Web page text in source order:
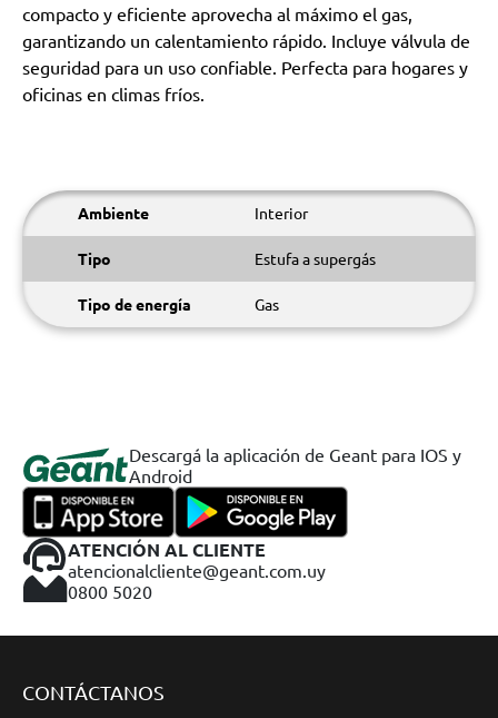
compacto y eficiente aprovecha al máximo el gas,
garantizando un calentamiento rápido. Incluye válvula de
seguridad para un uso confiable. Perfecta para hogares y
oficinas en climas fríos.
Ambiente Interior
Tipo Estufa a supergás
Tipo de energía Gas
Descargá la aplicación de Geant para IOS y
Android
ATENCIÓN AL CLIENTE
atencionalcliente@geant.com.uy
0800 5020
CONTÁCTANOS